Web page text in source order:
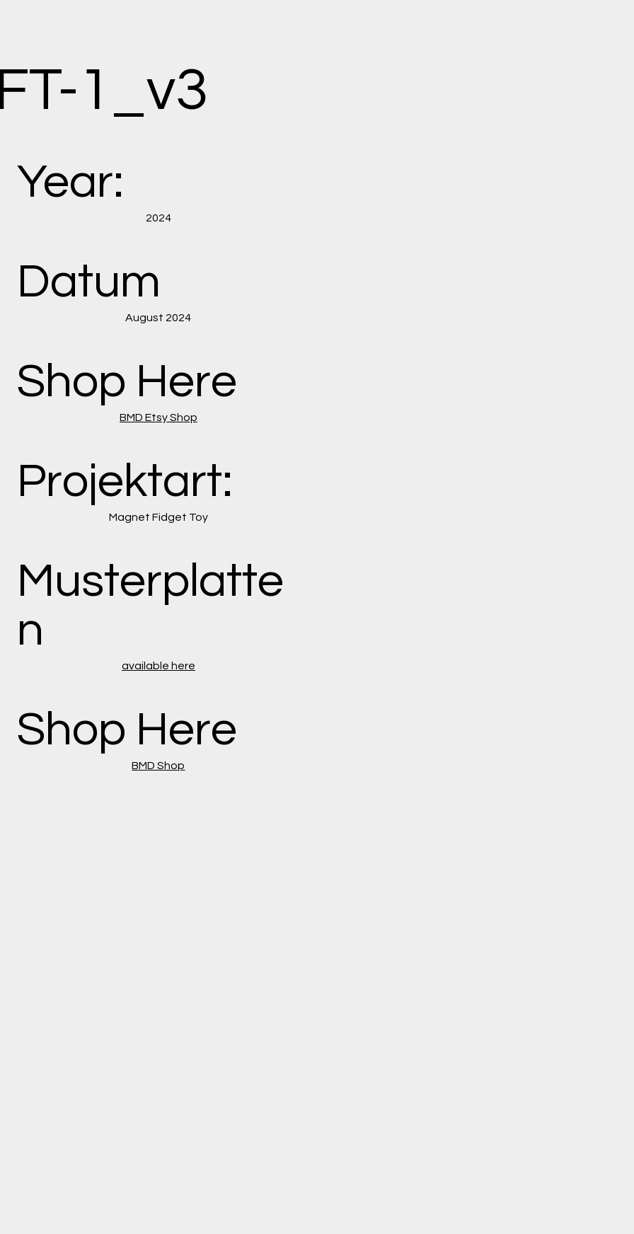
1_v3
Year:
2024
Datum
August 2024
Shop Here
BMD Etsy Shop
Projektart:
Magnet Fidget Toy
Musterplatte
n
available here
Shop Here
BMD Shop